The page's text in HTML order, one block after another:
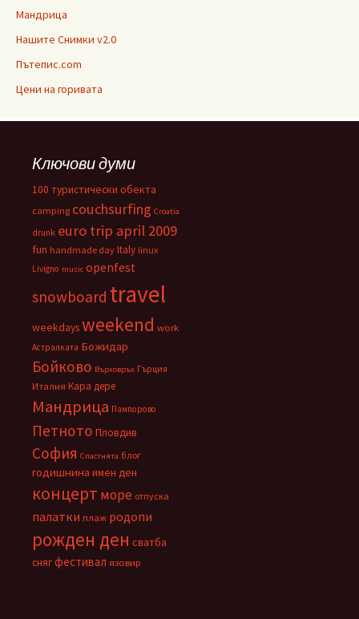
Мандрица
Нашите Снимки v2.0
Пътепис.com
Цени на горивата
Ключови думи
100 туристически обекта
camping couchsurfing Croatia
drunk euro trip april 2009
fun handmade day Italy linux
Livigno music openfest
snowboard travel
weekdaysweekend work
Астралката Божидар
Бойково Върховръх Гърция
Италия Кара дере
Мандрица Пампорово
Петното Пловдив
София Спастнята блог
годишнина имен ден
концерт море отпуска
палатки плаж родопи
рожден ден сватба
снягфестивал язовир